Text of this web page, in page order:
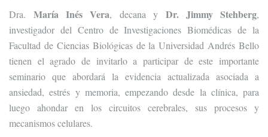
Dra. María Inés Vera, decana y Dr. Jimmy Stehberg,
investigador del Centro de Investigaciones Biomédicas de la
Facultad de Ciencias Biológicas de la Universidad Andrés Bello
tienen el agrado de invitarlo a participar de este importante
seminario que abordará la evidencia actualizada asociada a
ansiedad, estrés y memoria, empezando desde la clínica, para
luego ahondar en los circuitos cerebrales, sus procesos y
mecanismos celulares.